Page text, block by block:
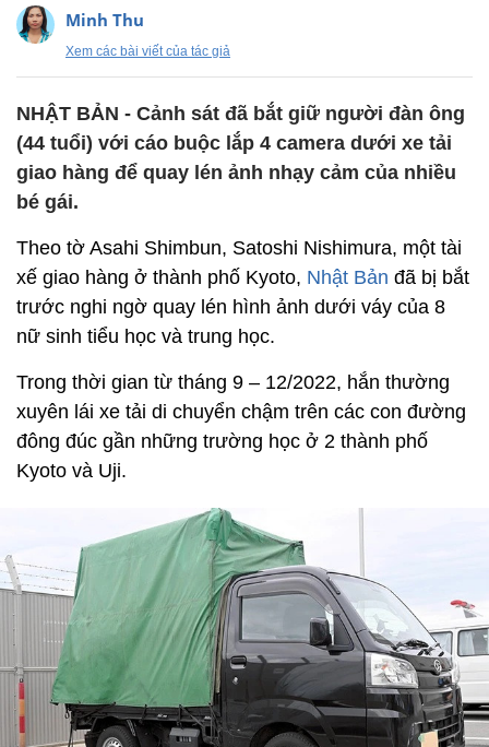
Minh Thu
Xem các bài viết của tác giả
NHẬT BẢN - Cảnh sát đã bắt giữ người đàn ông
(44 tuổi) với cáo buộc lắp 4 camera dưới xe tải
giao hàng để quay lén ảnh nhạy cảm của nhiều
bé gái.
Theo tờ Asahi Shimbun, Satoshi Nishimura, một tài
xế giao hàng ở thành phố Kyoto, Nhật Bản đã bị bắt
trước nghi ngờ quay lén hình ảnh dưới váy của 8
nữ sinh tiểu học và trung học.
Trong thời gian từ tháng 9 – 12/2022, hắn thường
xuyên lái xe tải di chuyển chậm trên các con đường
đông đúc gần những trường học ở 2 thành phố
Kyoto và Uji.